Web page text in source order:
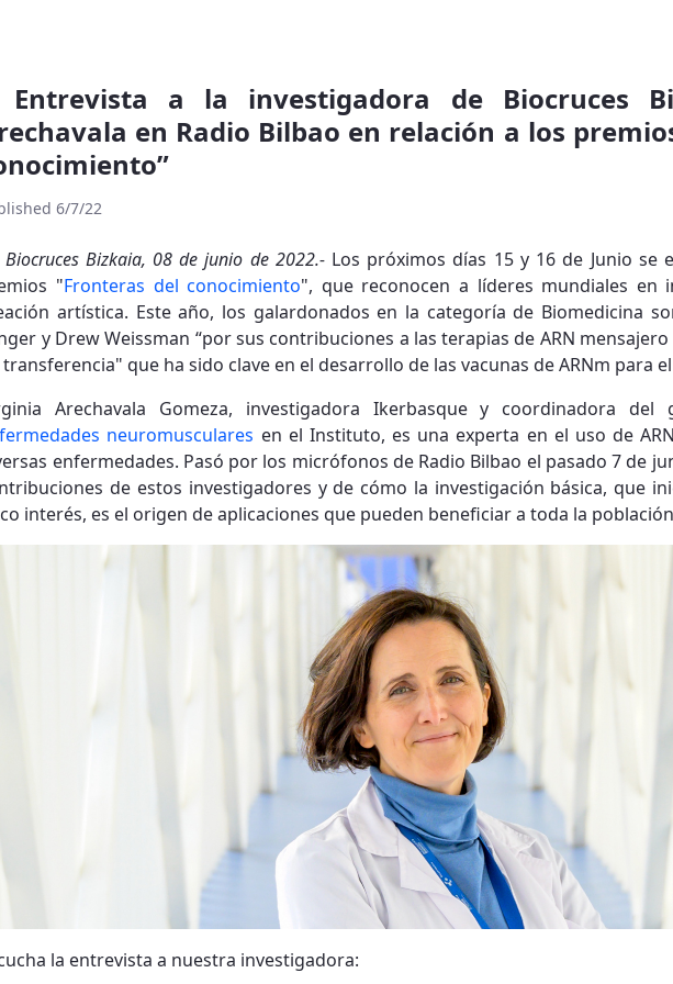
Entrevista a la investigadora de Biocruces
en Radio Bilbao en relación a los
6/7/22
Biocruces Bizkaia, 08 de junio de 2022.- Los próximos días 15 y 16 de Junio se
"Fronteras del conocimiento", que reconocen a líderes mundiales en
artística. Este año, los galardonados en la categoría de Biomedicina
y Drew Weissman “por sus contribuciones a las terapias de ARN
que ha sido clave en el desarrollo de las vacunas de ARNm para
Arechavala Gomeza, investigadora Ikerbasque y coordinadora del
neuromusculares en el Instituto, es una experta en el uso de
enfermedades. Pasó por los micrófonos de Radio Bilbao el pasado 7 de
de estos investigadores y de cómo la investigación básica, que
interés, es el origen de aplicaciones que pueden beneficiar a toda la
la entrevista a nuestra investigadora: